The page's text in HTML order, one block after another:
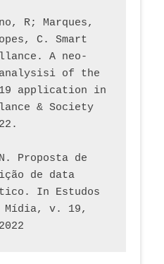
R; Marques,
C. Smart
A neo-
of the
application in
& Society
Proposta de
de data
In Estudos
Mídia, v. 19,